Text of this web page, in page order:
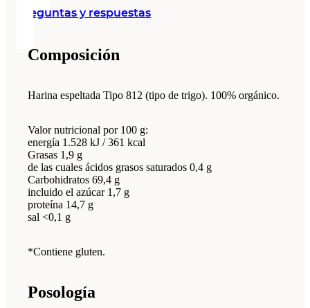
Preguntas y respuestas
Composición
Harina espeltada Tipo 812 (tipo de trigo). 100% orgánico.
Valor nutricional por 100 g:
energía 1.528 kJ / 361 kcal
Grasas 1,9 g
de las cuales ácidos grasos saturados 0,4 g
Carbohidratos 69,4 g
incluido el azúcar 1,7 g
proteína 14,7 g
sal <0,1 g
*Contiene gluten.
Posología